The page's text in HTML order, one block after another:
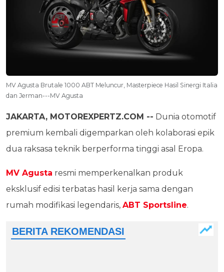
MV Agusta Brutale 1000 ABT Meluncur, Masterpiece Hasil Sinergi Italia
dan Jerman---MV Agusta
JAKARTA, MOTOREXPERTZ.COM -- Dunia otomotif
premium kembali digemparkan oleh kolaborasi epik
dua raksasa teknik berperforma tinggi asal Eropa.
MV Agusta resmi memperkenalkan produk
eksklusif edisi terbatas hasil kerja sama dengan
rumah modifikasi legendaris, ABT Sportsline.